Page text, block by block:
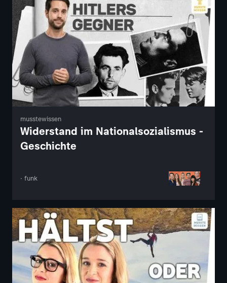
musstewissen
Widerstand im Nationalsozialismus -
Geschichte
· funk